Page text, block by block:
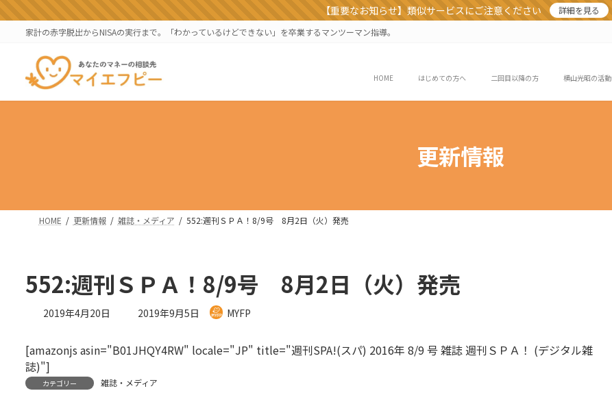
ン
ス
ビ
ン
【重要なお知らせ】類似サービスにご注意ください
詳細を見る
家計の赤字脱出からNISAの実行まで。「わかっているけどできない」を卒業するマンツーマン指導。
HOME はじめての方へ 二回目以降の方 横山光昭の活動
更新情報
HOME 更新情報 雑誌・メディア 552:週刊ＳＰＡ！8/9号 8月2日（火）発売
552:週刊ＳＰＡ！8/9号 8月2日（火）発売
2019年4月20日
最
新
時
2019年9月5日 MYFP
[amazonjs asin="B01JHQY4RW" locale="JP" title="週刊SPA!(スパ) 2016年 8/9 号 雑誌 週刊ＳＰＡ！ (デジタル雑
誌)"]
カテゴリー 雑誌・メディア